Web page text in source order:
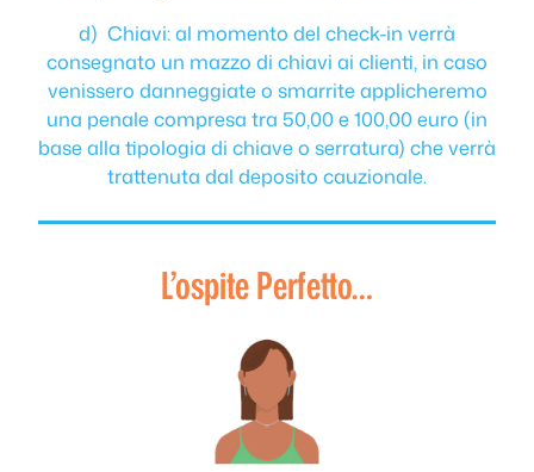
d) Chiavi: al momento del check-in verrà
consegnato un mazzo di chiavi ai clienti, in caso
venissero danneggiate o smarrite applicheremo
una penale compresa tra 50,00 e 100,00 euro (in
base alla tipologia di chiave o serratura) che verrà
trattenuta dal deposito cauzionale.
L’ospite Perfetto…